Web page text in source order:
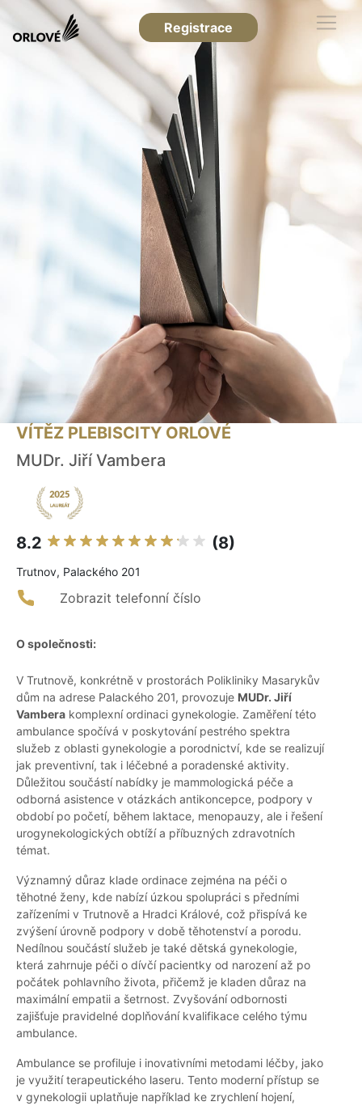
Registrace
VÍTĚZ PLEBISCITY ORLOVÉ
MUDr. Jiří Vambera
8.2 (8)
Trutnov, Palackého 201
Zobrazit telefonní číslo
O společnosti:
V Trutnově, konkrétně v prostorách Polikliniky Masarykův
dům na adrese Palackého 201, provozuje MUDr. Jiří
Vambera komplexní ordinaci gynekologie. Zaměření této
ambulance spočívá v poskytování pestrého spektra
služeb z oblasti gynekologie a porodnictví, kde se realizují
jak preventivní, tak i léčebné a poradenské aktivity.
Důležitou součástí nabídky je mammologická péče a
odborná asistence v otázkách antikoncepce, podpory v
období po početí, během laktace, menopauzy, ale i řešení
urogynekologických obtíží a příbuzných zdravotních
témat.
Významný důraz klade ordinace zejména na péči o
těhotné ženy, kde nabízí úzkou spolupráci s předními
zařízeními v Trutnově a Hradci Králové, což přispívá ke
zvýšení úrovně podpory v době těhotenství a porodu.
Nedílnou součástí služeb je také dětská gynekologie,
která zahrnuje péči o dívčí pacientky od narození až po
počátek pohlavního života, přičemž je kladen důraz na
maximální empatii a šetrnost. Zvyšování odbornosti
zajišťuje pravidelné doplňování kvalifikace celého týmu
ambulance.
Ambulance se profiluje i inovativními metodami léčby, jako
je využití terapeutického laseru. Tento moderní přístup se
v gynekologii uplatňuje například ke zrychlení hojení,